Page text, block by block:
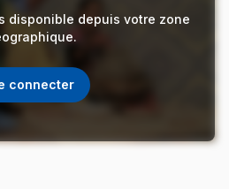
disponible depuis votre zone
connecter